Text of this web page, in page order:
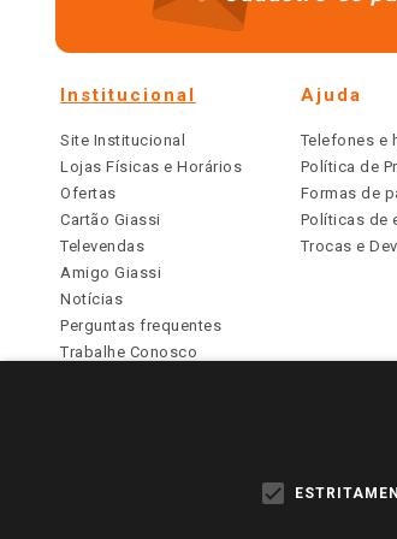
Institucional
Site Institucional
Lojas Físicas e Horários
Ofertas
Cartão Giassi
Televendas
Amigo Giassi
Notícias
Perguntas frequentes
Trabalhe Conosco
Ajuda
Telefones e
Política de
Formas de
Políticas de
Trocas e
PARA VER OS
TODOS OS PREÇOS E